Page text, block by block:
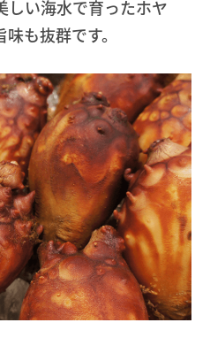
しい海水で育ったホヤ
も抜群です。